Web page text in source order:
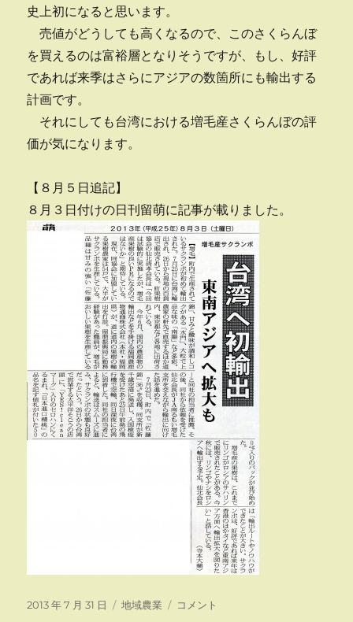
史上初になると思います。
売値がどうしても高くなるので、このさくらんぼ
を買えるのは富裕層となりそうですが、もし、好評
であれば来季はさらにアジアの数箇所にも輸出する
計画です。
それにしても台湾における増毛産さくらんぼの評
価が気になります。
【８月５日追記】
８月３日付けの日刊留萌に記事が載りました。
投
2013 年 7 月 31 日
カ
地域農業
増
コメント